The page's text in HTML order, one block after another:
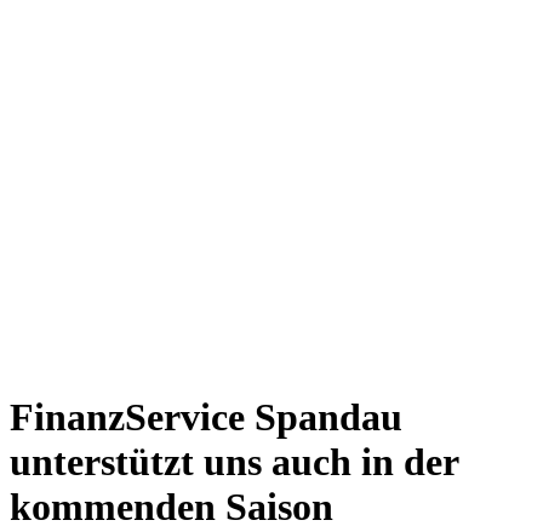
FinanzService Spandau
unterstützt uns auch in der
kommenden Saison